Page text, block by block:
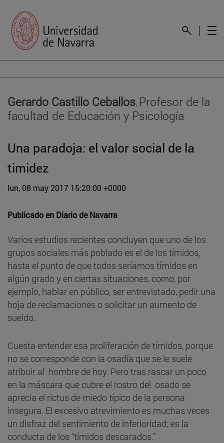
Gerardo Castillo Ceballos, Profesor de la
facultad de Educación y Psicología
Una paradoja: el valor social de la
timidez
lun, 08 may 2017 15:20:00 +0000
Publicado en Diario de Navarra
Varios estudios recientes concluyen que uno de los
grupos sociales más poblado es el de los tímidos,
hasta el punto de que todos seríamos tímidos en
algún grado y en ciertas situaciones, como, por
ejemplo, hablar en público, ser entrevistado, pedir una
hoja de reclamaciones o solicitar un aumento de
sueldo.
Cuesta entender esa proliferación de tímidos, porque
no se corresponde con la osadía que se le suele
atribuir al hombre de hoy. Pero tras rascar un poco
en la máscara que cubre el rostro del osado se
aprecia el rictus de miedo típico de la persona
insegura. El excesivo atrevimiento es muchas veces
un disfraz del sentimiento de inferioridad; es la
conducta de los “tímidos descarados.”